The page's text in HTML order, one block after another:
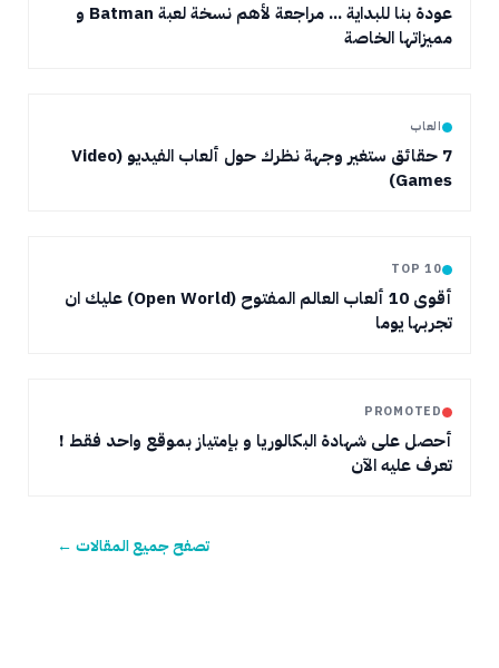
عودة بنا للبداية ... مراجعة لأهم نسخة لعبة Batman و
مميزاتها الخاصة
العاب
7 حقائق ستغير وجهة نظرك حول ألعاب الفيديو (Video
Games)
TOP 10
أقوى 10 ألعاب العالم المفتوح (Open World) عليك ان
تجربها يوما
PROMOTED
أحصل على شهادة البكالوريا و بإمتياز بموقع واحد فقط !
تعرف عليه الآن
تصفح جميع المقالات ←